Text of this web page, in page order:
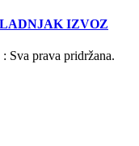
IZVOZ
Sva prava pridržana.